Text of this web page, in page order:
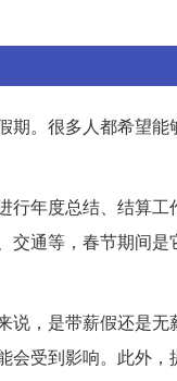
。很多人都希望
年度总结、结算工
通等，春节期间
，是带薪假还是
受到影响。此外